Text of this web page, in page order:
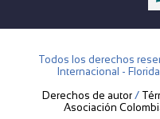
Todos los derechos
Internacional -
Derechos de autor /
Asociación